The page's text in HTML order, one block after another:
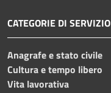
CATEGORIE DI SERVIZIO
Anagrafe e stato civile
Cultura e tempo libero
Vita lavorativa